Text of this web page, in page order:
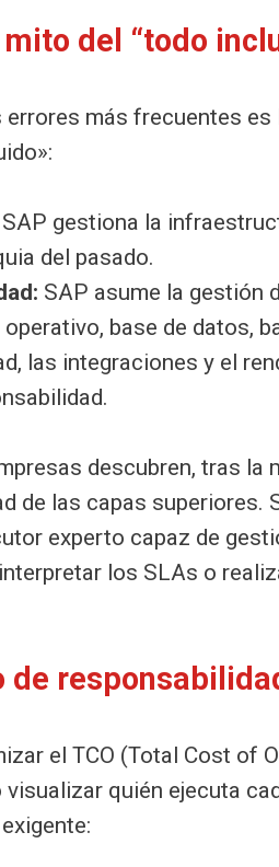
del “todo
errores más frecuentes
SAP gestiona la
del pasado.
SAP asume la gestión
base de datos,
las integraciones y el
descubren, tras la
de las capas superiores.
experto capaz de
los SLAs o
de
el TCO (Total Cost of
visualizar quién ejecuta